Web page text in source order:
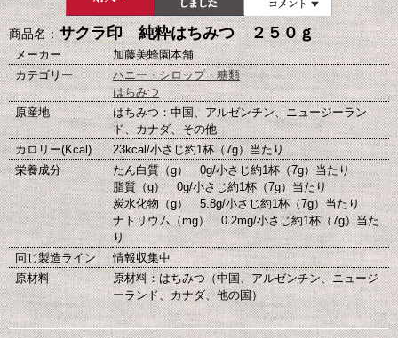
商品名：サクラ印 純粋はちみつ ２５０ｇ
メーカー
加藤美蜂園本舗
カテゴリー
ハニー・シロップ・糖類
はちみつ
原産地
はちみつ：中国、アルゼンチン、ニュージーラン
ド、カナダ、その他
カロリー(Kcal)
23kcal/小さじ約1杯（7g）当たり
栄養成分
たん白質（g） 0g/小さじ約1杯（7g）当たり
脂質（g） 0g/小さじ約1杯（7g）当たり
炭水化物（g） 5.8g/小さじ約1杯（7g）当たり
ナトリウム（mg） 0.2mg/小さじ約1杯（7g）当た
り
同じ製造ライン
情報収集中
原材料
原材料：はちみつ（中国、アルゼンチン、ニュージ
ーランド、カナダ、他の国）